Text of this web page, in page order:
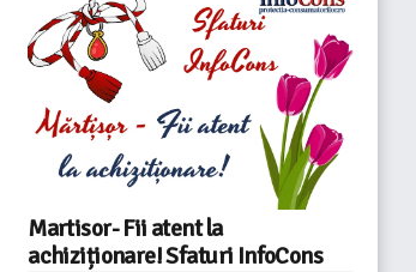
Martisor- Fii atent la
achiziționare! Sfaturi InfoCons